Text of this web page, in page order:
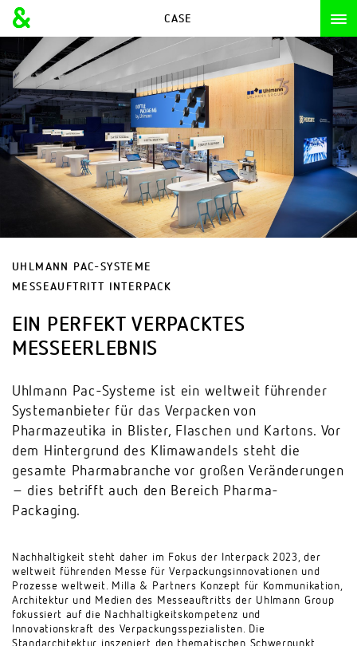
CASE
UHLMANN PAC-SYSTEME
MESSEAUFTRITT INTERPACK
EIN PERFEKT VERPACKTES
MESSEERLEBNIS
Uhlmann Pac-Systeme ist ein weltweit führender
Systemanbieter für das Verpacken von
Pharmazeutika in Blister, Flaschen und Kartons. Vor
dem Hintergrund des Klimawandels steht die
gesamte Pharmabranche vor großen Veränderungen
– dies betrifft auch den Bereich Pharma-
Packaging.
Nachhaltigkeit steht daher im Fokus der Interpack 2023, der
weltweit führenden Messe für Verpackungsinnovationen und
Prozesse weltweit. Milla & Partners Konzept für Kommunikation,
Architektur und Medien des Messeauftritts der Uhlmann Group
fokussiert auf die Nachhaltigkeitskompetenz und
Innovationskraft des Verpackungsspezialisten. Die
Standarchitektur inszeniert den thematischen Schwerpunkt
CASE